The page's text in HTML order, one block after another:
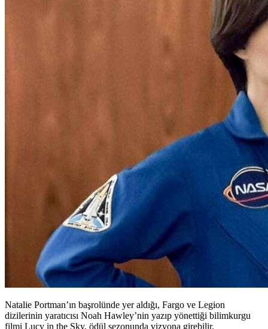
Natalie Portman’ın başrolünde yer aldığı, Fargo ve Legion
dizilerinin yaratıcısı Noah Hawley’nin yazıp yönettiği bilimkurgu
filmi Lucy in the Sky, ödül sezonunda vizyona girebilir.